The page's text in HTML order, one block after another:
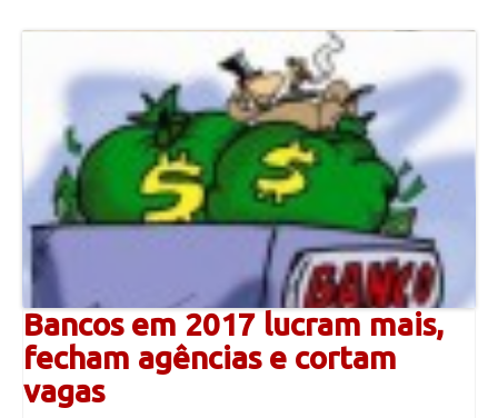
Bancos em 2017 lucram mais,
fecham agências e cortam
vagas